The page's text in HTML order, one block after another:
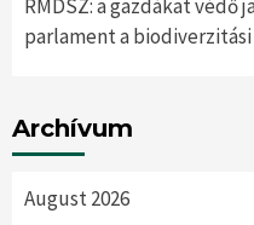
RMDSZ: a gazdákat védő
parlament a
Archívum
August 2026